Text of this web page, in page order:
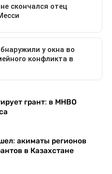
грант: в МНВО
акиматы регионов
в Казахстане